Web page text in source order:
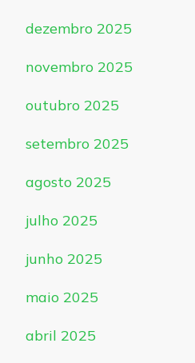
dezembro 2025
novembro 2025
outubro 2025
setembro 2025
agosto 2025
julho 2025
junho 2025
maio 2025
abril 2025